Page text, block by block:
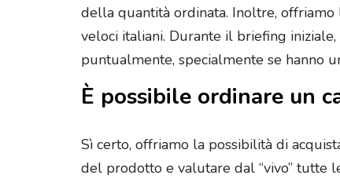
della quantità ordinata. Inoltre,
veloci italiani. Durante il briefing
puntualmente, specialmente se hanno
È possibile ordinare un
Sì certo, offriamo la possibilità di
del prodotto e valutare dal “vivo” tutte